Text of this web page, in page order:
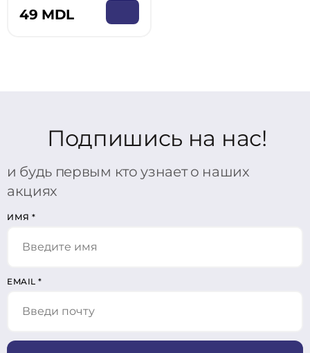
49 MDL
Подпишись на нас!
и будь первым кто узнает о наших
акциях
ИМЯ *
EMAIL *